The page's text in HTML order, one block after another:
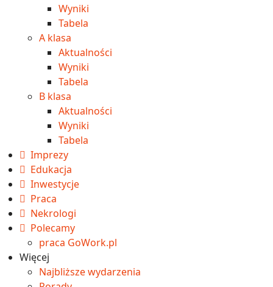
Wyniki
Tabela
A klasa
Aktualności
Wyniki
Tabela
B klasa
Aktualności
Wyniki
Tabela
Imprezy
Edukacja
Inwestycje
Praca
Nekrologi
Polecamy
praca GoWork.pl
Więcej
Najbliższe wydarzenia